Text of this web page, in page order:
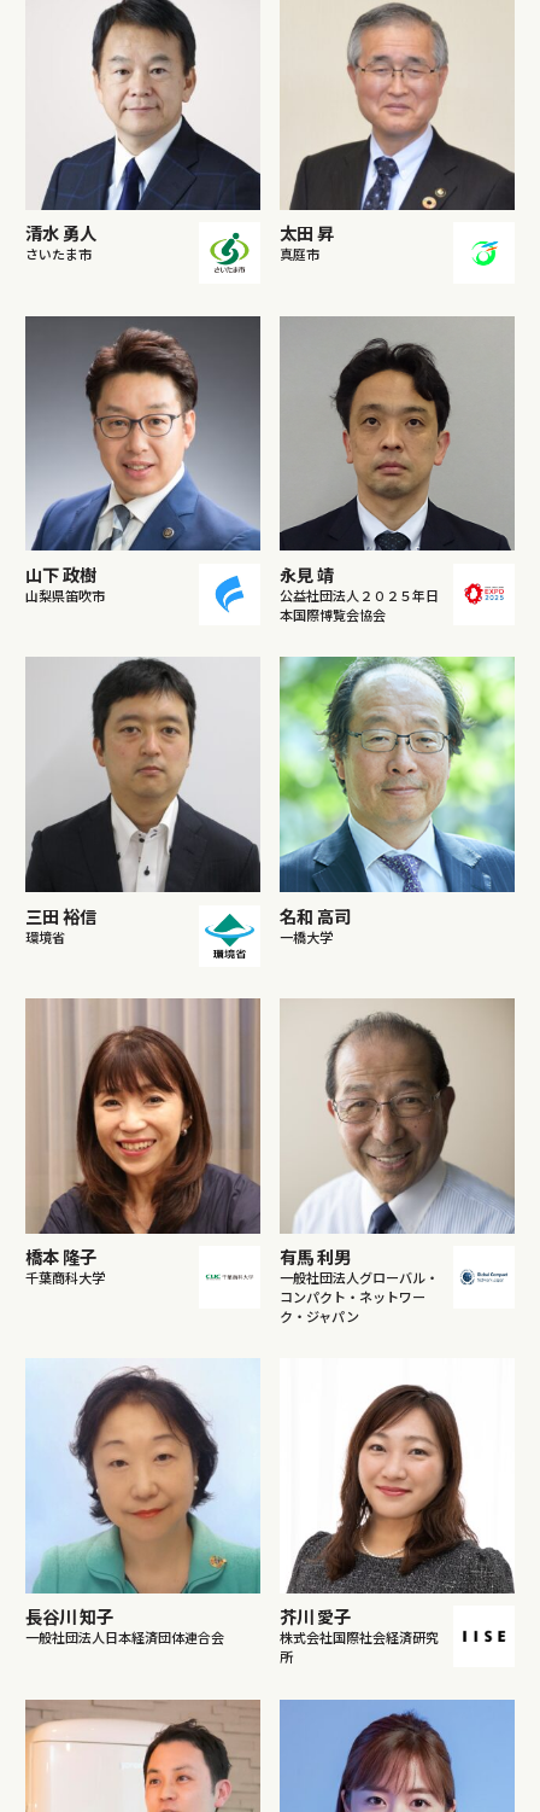
清水 勇人
さいたま市
太田 昇
真庭市
山下 政樹
山梨県笛吹市
永見 靖
公益社団法人２０２５年日
本国際博覧会協会
三田 裕信
環境省
名和 高司
一橋大学
橋本 隆子
千葉商科大学
有馬 利男
一般社団法人グローバル・
コンパクト・ネットワー
ク・ジャパン
長谷川 知子
一般社団法人日本経済団体連合会
芥川 愛子
株式会社国際社会経済研究
所